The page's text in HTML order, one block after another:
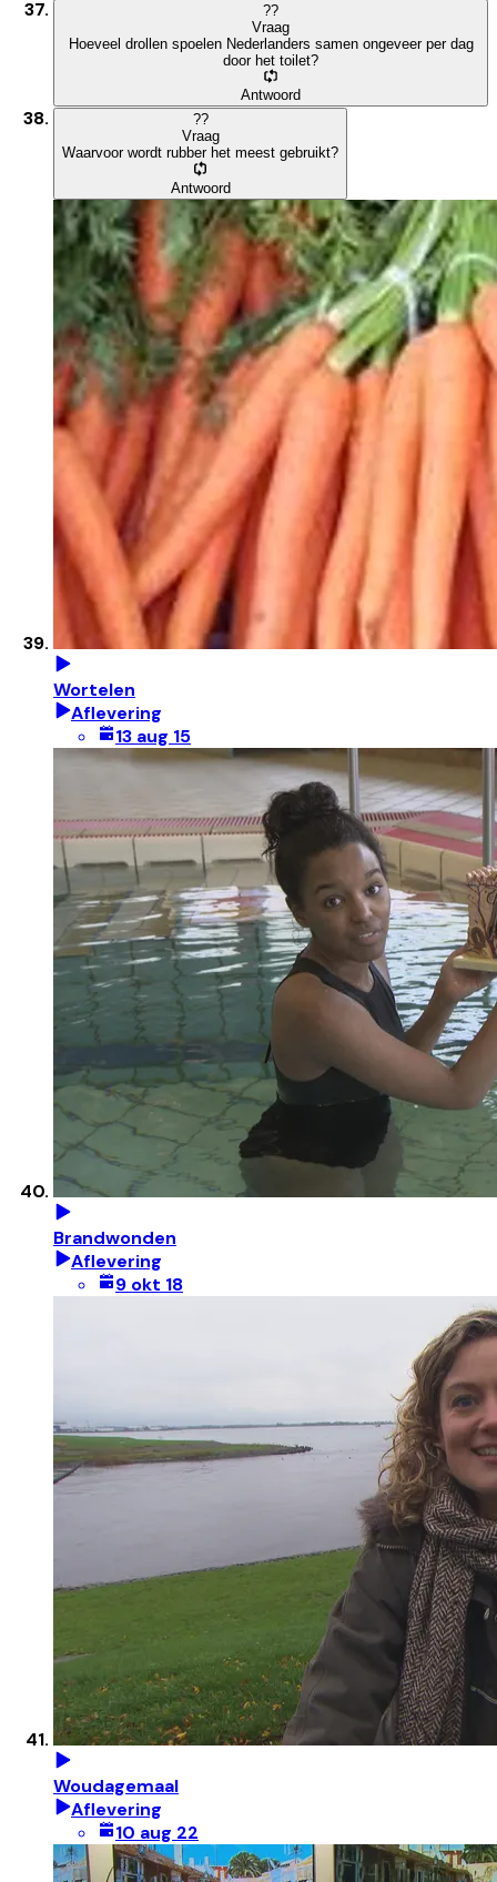
??
Vraag
Hoeveel drollen spoelen Nederlanders samen ongeveer per dag
door het toilet?
Antwoord
??
Vraag
Waarvoor wordt rubber het meest gebruikt?
Antwoord
Wortelen
Aflevering
13 aug 15
Brandwonden
Aflevering
9 okt 18
Woudagemaal
Aflevering
10 aug 22